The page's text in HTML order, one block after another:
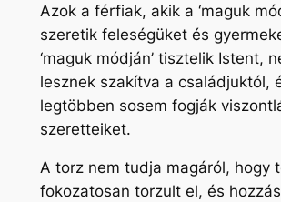
Azok a férfiak, akik a ‘maguk
szeretik feleségüket és
‘maguk módján’ tisztelik Istent,
lesznek szakítva a családjuktól,
legtöbben sosem fogják
szeretteiket.
A torz nem tudja magáról, hogy
fokozatosan torzult el, és